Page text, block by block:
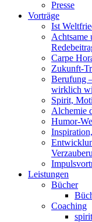
Presse
Vorträge
Ist
Achtsame
Carpe
Zukunft-
Berufung
wirklich
Spirit,
Alchemie
Humor-
Leistungen
Bücher
Coaching